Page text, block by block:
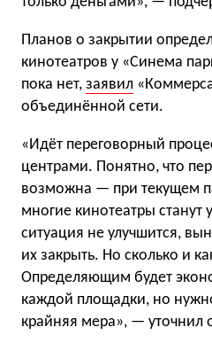
Планов о закрытии
кинотеатров у «Синема
пока нет, заявил
объединённой сети.
«Идёт переговорный
центрами. Понятно, что
возможна — при текущем
многие кинотеатры
ситуация не улучшится,
их закрыть. Но сколько и
Определяющим будет
каждой площадки, но
крайняя мера», — уточнил